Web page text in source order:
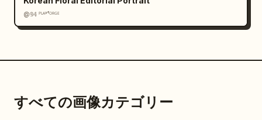
@𝟡𝟜 ᴾᴸᴬʸᶠᴼᴿᴳᴱ
すべての画像カテゴリー